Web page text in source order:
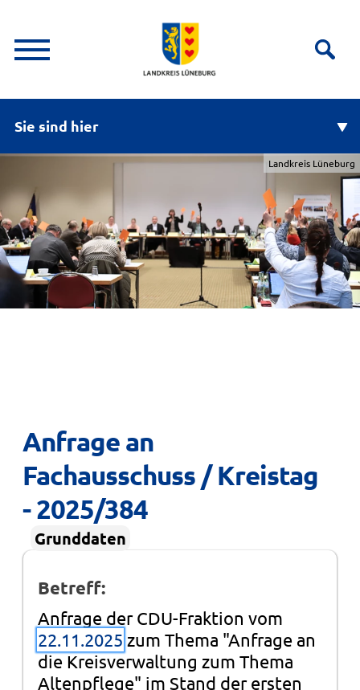
Sie sind hier
Landkreis Lüneburg
Anfrage an
Fachausschuss / Kreistag
- 2025/384
Grunddaten
Betreff:
Anfrage der CDU-Fraktion vom
22.11.2025 zum Thema "Anfrage an
die Kreisverwaltung zum Thema
Altenpflege" im Stand der ersten